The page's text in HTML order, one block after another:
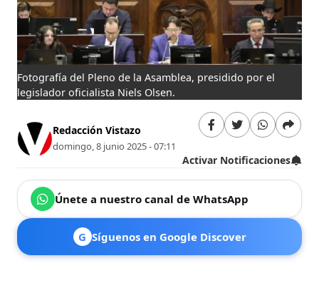
Fotografía del Pleno de la Asamblea, presidido por el
legislador oficialista Niels Olsen.
Redacción Vistazo
domingo, 8 junio 2025 - 07:11
Activar Notificaciones
Únete a nuestro canal de WhatsApp
G Síguenos en Google Discover